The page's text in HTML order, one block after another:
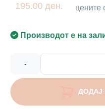
195.00 ден. цените
Производот е на
-
ДОДАЈ